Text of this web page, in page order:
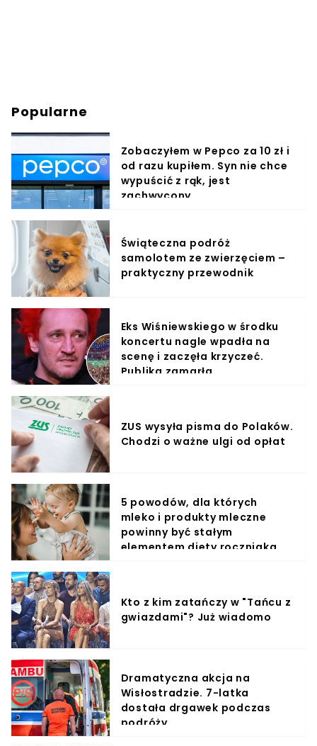
Popularne
Zobaczyłem w Pepco za 10 zł i
od razu kupiłem. Syn nie chce
wypuścić z rąk, jest
zachwycony
Świąteczna podróż
samolotem ze zwierzęciem –
praktyczny przewodnik
Eks Wiśniewskiego w środku
koncertu nagle wpadła na
scenę i zaczęła krzyczeć.
Publika zamarła
ZUS wysyła pisma do Polaków.
Chodzi o ważne ulgi od opłat
5 powodów, dla których
mleko i produkty mleczne
powinny być stałym
elementem diety roczniaka
Kto z kim zatańczy w "Tańcu z
gwiazdami"? Już wiadomo
Dramatyczna akcja na
Wisłostradzie. 7-latka
dostała drgawek podczas
podróży